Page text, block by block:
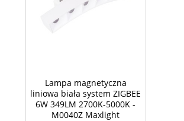
Lampa magnetyczna
liniowa biała system ZIGBEE
6W 349LM 2700K-5000K -
M0040Z Maxlight